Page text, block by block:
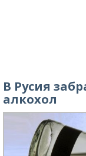
В Русия
алкохол